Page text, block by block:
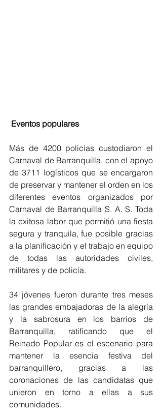
Eventos populares
Más de 4200 policías custodiaron el
Carnaval de Barranquilla, con el apoyo
de 3711 logísticos que se encargaron
de preservar y mantener el orden en los
diferentes eventos organizados por
Carnaval de Barranquilla S. A. S. Toda
la exitosa labor que permitió una fiesta
segura y tranquila, fue posible gracias
a la planificación y el trabajo en equipo
de todas las autoridades civiles,
militares y de policía.
34 jóvenes fueron durante tres meses
las grandes embajadoras de la alegría
y la sabrosura en los barrios de
Barranquilla, ratificando que el
Reinado Popular es el escenario para
mantener la esencia festiva del
barranquillero, gracias a las
coronaciones de las candidatas que
unieron en torno a ellas a sus
comunidades.